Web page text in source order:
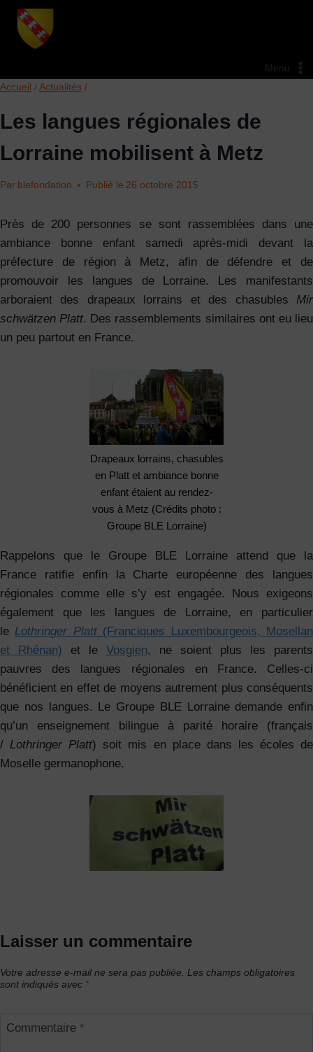
Aller
contenu
Menu
Accueil /Actualités /
Les langues régionales de
Lorraine mobilisent à Metz
Par blefondation Publié le 26 octobre 2015
Près de 200 personnes se sont rassemblées dans une
ambiance bonne enfant samedi après-midi devant la
préfecture de région à Metz, afin de défendre et de
promouvoir les langues de Lorraine. Les manifestants
arboraient des drapeaux lorrains et des chasubles Mir
schwätzen Platt. Des rassemblements similaires ont eu lieu
un peu partout en France.
Drapeaux lorrains, chasubles
en Platt et ambiance bonne
enfant étaient au rendez-
vous à Metz (Crédits photo :
Groupe BLE Lorraine)
Rappelons que le Groupe BLE Lorraine attend que la
France ratifie enfin la Charte européenne des langues
régionales comme elle s’y est engagée. Nous exigeons
également que les langues de Lorraine, en particulier
leLothringer Platt(Franciques Luxembourgeois, Mosellan
et Rhénan) et le Vosgien, ne soient plus les parents
pauvres des langues régionales en France. Celles-ci
bénéficient en effet de moyens autrement plus conséquents
que nos langues. Le Groupe BLE Lorraine demande enfin
qu’un enseignement bilingue à parité horaire (français
/Lothringer Platt) soit mis en place dans les écoles de
Moselle germanophone.
Laisser un commentaire
Votre adresse e-mail ne sera pas publiée.
Les champs obligatoires
sont indiqués avec *
Commentaire *